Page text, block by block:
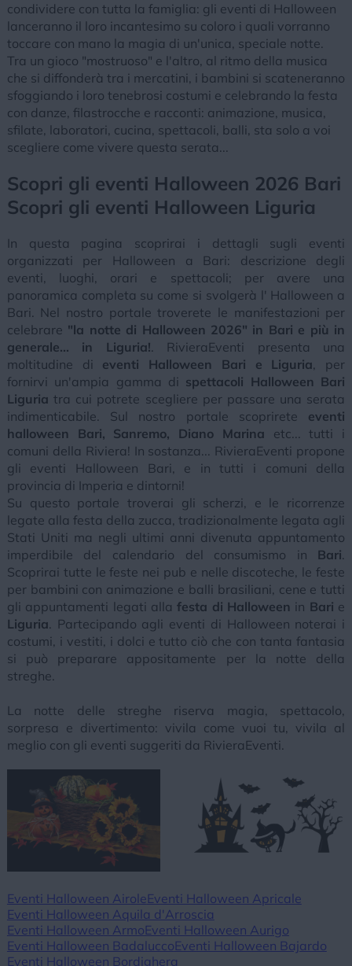
condividere con tutta la famiglia: gli eventi di Halloween
lanceranno il loro incantesimo su coloro i quali vorranno
toccare con mano la magia di un'unica, speciale notte.
Tra un gioco "mostruoso" e l'altro, al ritmo della musica
che si diffonderà tra i mercatini, i bambini si scateneranno
sfoggiando i loro tenebrosi costumi e celebrando la festa
con danze, filastrocche e racconti: animazione, musica,
sfilate, laboratori, cucina, spettacoli, balli, sta solo a voi
scegliere come vivere questa serata...
Scopri gli eventi Halloween 2026 Bari
Scopri gli eventi Halloween Liguria
In questa pagina scoprirai i dettagli sugli eventi
organizzati per Halloween a Bari: descrizione degli
eventi, luoghi, orari e spettacoli; per avere una
panoramica completa su come si svolgerà l' Halloween a
Bari. Nel nostro portale troverete le manifestazioni per
celebrare "la notte di Halloween 2026" in Bari e più in
generale... in Liguria!. RivieraEventi presenta una
moltitudine di eventi Halloween Bari e Liguria, per
fornirvi un'ampia gamma di spettacoli Halloween Bari
Liguria tra cui potrete scegliere per passare una serata
indimenticabile. Sul nostro portale scoprirete eventi
halloween Bari, Sanremo, Diano Marina etc... tutti i
comuni della Riviera! In sostanza... RivieraEventi propone
gli eventi Halloween Bari, e in tutti i comuni della
provincia di Imperia e dintorni!
Su questo portale troverai gli scherzi, e le ricorrenze
legate alla festa della zucca, tradizionalmente legata agli
Stati Uniti ma negli ultimi anni divenuta appuntamento
imperdibile del calendario del consumismo in Bari.
Scoprirai tutte le feste nei pub e nelle discoteche, le feste
per bambini con animazione e balli brasiliani, cene e tutti
gli appuntamenti legati allafesta di Halloween in Bari e
Liguria. Partecipando agli eventi di Halloween noterai i
costumi, i vestiti, i dolci e tutto ciò che con tanta fantasia
si può preparare appositamente per la notte della
streghe.
La notte delle streghe riserva magia, spettacolo,
sorpresa e divertimento: vivila come vuoi tu, vivila al
meglio con gli eventi suggeriti da RivieraEventi.
Eventi Halloween AiroleEventi Halloween Apricale
Eventi Halloween Aquila d'Arroscia
Eventi Halloween ArmoEventi Halloween Aurigo
Eventi Halloween BadaluccoEventi Halloween Bajardo
Eventi Halloween Bordighera